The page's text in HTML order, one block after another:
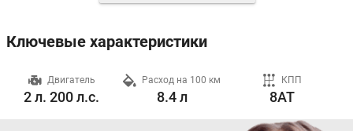
Ключевые характеристики
Двигатель
2 л. 200 л.с.
Расход на 100 км
8.4 л
КПП
8AT